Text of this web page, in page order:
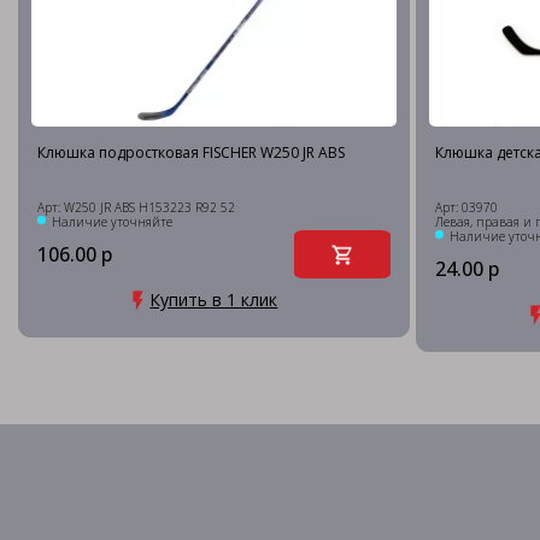
Клюшка подростковая FISCHER W250 JR ABS
Арт: W250 JR ABS H153223 R92 52
Наличие уточняйте
106.00 р
Купить в 1 клик
Клюшка
Арт: 03970
Левая, правая и
Наличие
24.00 р